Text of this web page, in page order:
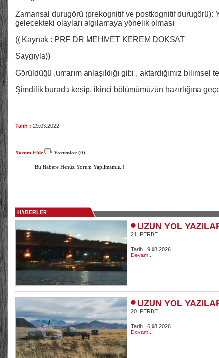
Zamansal durugörü (prekognitif ve postkognitif durugörü):
gelecekteki olayları algılamaya yönelik olması.
(( Kaynak : PRF DR MEHMET KEREM DOKSAT
Saygıyla))
Görüldüğü ,umarım anlaşıldığı gibi , aktardığımız bilimsel
Şimdilik burada kesip, ikinci bölümümüzün hazırlığına
Tarih : 29.03.2022
Yorum Ekle Yorumlar (0)
Bu Habere Henüz Yorum Yapılmamış..!
HABERLER
UZUN YOL
21. PERDE
Tarih : 9.08.2026
Devamı...
UZUN YOL
20. PERDE
Tarih : 6.08.2026
Devamı...